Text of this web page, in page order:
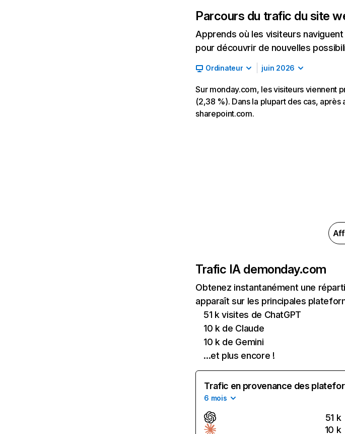
Parcours du trafic du site
Apprends où les visiteurs
pour découvrir de nouvelles
Ordinateur juin 2026
Sur monday.com, les visiteurs viennent
(2,38 %). Dans la plupart des cas,
sharepoint.com.
Trafic IA demonday.com
Obtenez instantanément une
apparaît sur les principales
51 k visites de ChatGPT
10 k de Claude
10 k de Gemini
...et plus encore !
Trafic en provenance des
6 mois
51 k
10 k